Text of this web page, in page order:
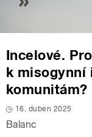
Incelové.
k misogynní
komunitám?
16. duben 2025
Balanc